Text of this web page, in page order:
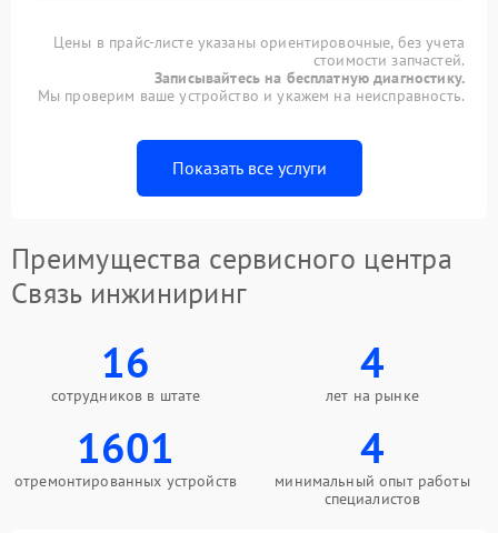
Цены в прайс-листе указаны ориентировочные, без учета
стоимости запчастей.
Записывайтесь на бесплатную диагностику.
Мы проверим ваше устройство и укажем на неисправность.
Показать все услуги
Преимущества сервисного центра
Связь инжиниринг
16
сотрудников в штате
4
лет на рынке
1601
отремонтированных устройств
4
минимальный опыт работы
специалистов